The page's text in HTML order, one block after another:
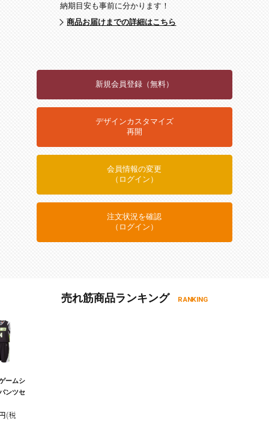
納期目安も事前に分かります！
商品お届けまでの詳細はこちら
新規会員登録（無料）
デザインカスタマイズ
再開
会員情報の変更
（ログイン）
注文状況を確認
（ログイン）
売れ筋商品ランキング RANKING
ームシ
ンツセ
(税